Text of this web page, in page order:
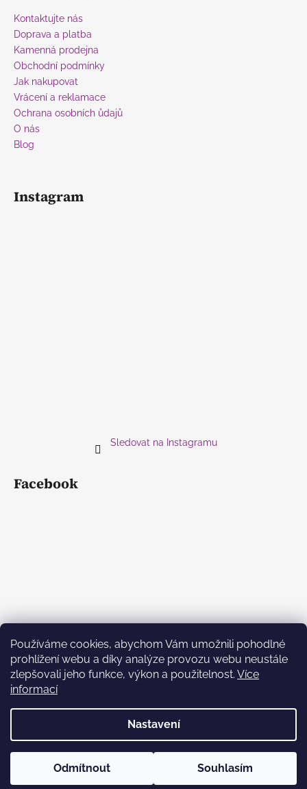
Používáme cookies, abychom Vám umožnili pohodlné
prohlížení webu a díky analýze provozu webu neustále
zlepšovali jeho funkce, výkon a použitelnost. Více
informací
Nastavení
Odmítnout Souhlasím
Kontaktujte nás
Doprava a platba
Kamenná prodejna
Obchodní podmínky
Jak nakupovat
Vrácení a reklamace
Ochrana osobních ůdajů
O nás
Blog
Instagram
Sledovat na Instagramu
Facebook
Copyright 2026L.M. DEKOR dekorace. Všechna práva
vyhrazena.
Upravit nastavení cookies